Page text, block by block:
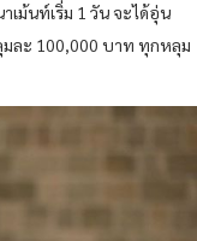
ม้นท์เริ่ม 1 วัน จะได้อุ่น
มละ 100,000 บาท ทุกหลุม